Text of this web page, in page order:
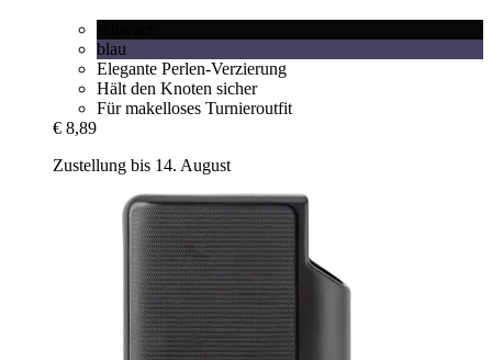
blau
Elegante Perlen-Verzierung
Hält den Knoten sicher
Für makelloses Turnieroutfit
€ 8,89
Zustellung bis 14. August